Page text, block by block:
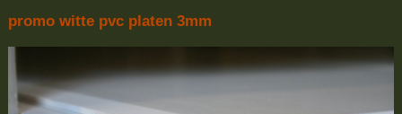
promo witte pvc platen 3mm